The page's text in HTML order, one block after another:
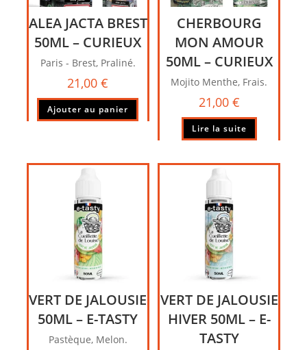
ALEA JACTA BREST
50ML – CURIEUX
Paris - Brest, Praliné.
21,00€
Ajouter au panier
CHERBOURG
MON AMOUR
50ML – CURIEUX
Mojito Menthe, Frais.
21,00 €
Lire la suite
VERT DE JALOUSIE
50ML – E-TASTY
Pastèque, Melon.
VERT DE JALOUSIE
HIVER 50ML – E-
TASTY